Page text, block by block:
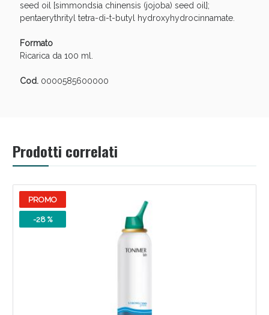
seed oil [simmondsia chinensis (jojoba) seed oil];
pentaerythrityl tetra-di-t-butyl hydroxyhydrocinnamate.
Formato
Ricarica da 100 ml.
Cod.0000585600000
Prodotti correlati
PROMO
-28 %
Benessere Intestinale: Sconto fino al 55% valido
Scopri le offerte di Oggi